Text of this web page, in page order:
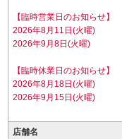
【臨時営業日のお知らせ】
2026年8月11日(火曜)
2026年9月8日(火曜)
【臨時休業日のお知らせ】
2026年8月18日(火曜)
2026年9月15日(火曜)
店舗名